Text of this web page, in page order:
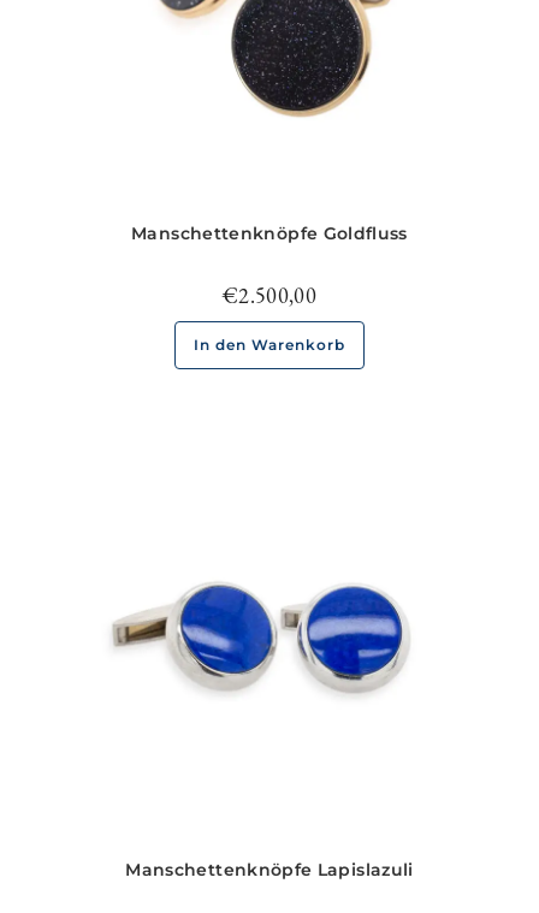
Manschettenknöpfe Goldfluss
€2.500,00
In den Warenkorb
Manschettenknöpfe Lapislazuli